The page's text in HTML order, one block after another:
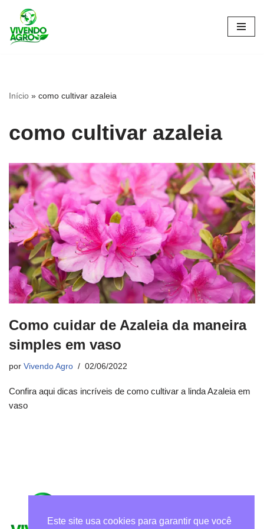
Pular
para
Início » como cultivar azaleia
como cultivar azaleia
Como cuidar de Azaleia da maneira
simples em vaso
por Vivendo Agro 02/06/2022
Confira aqui dicas incríveis de como cultivar a linda Azaleia em
vaso
Este site usa cookies para garantir que você